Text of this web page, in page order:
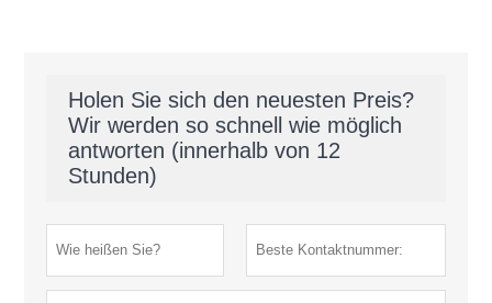
Holen Sie sich den neuesten Preis?
Wir werden so schnell wie möglich
antworten (innerhalb von 12
Stunden)